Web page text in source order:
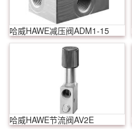
哈威HAWE减压阀ADM1-15
哈威HAWE节流阀AV2E